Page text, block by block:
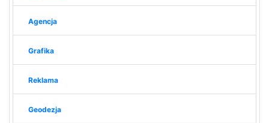
Agencja
Grafika
Reklama
Geodezja